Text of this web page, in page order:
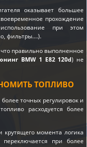
оказывает большее
прохождение
при этом
фильтры….).
правильно выполненное
BMW 1 E82 120d) не
ТОПЛИВО
точных регулировок и
расходуется более
момента логика
при более